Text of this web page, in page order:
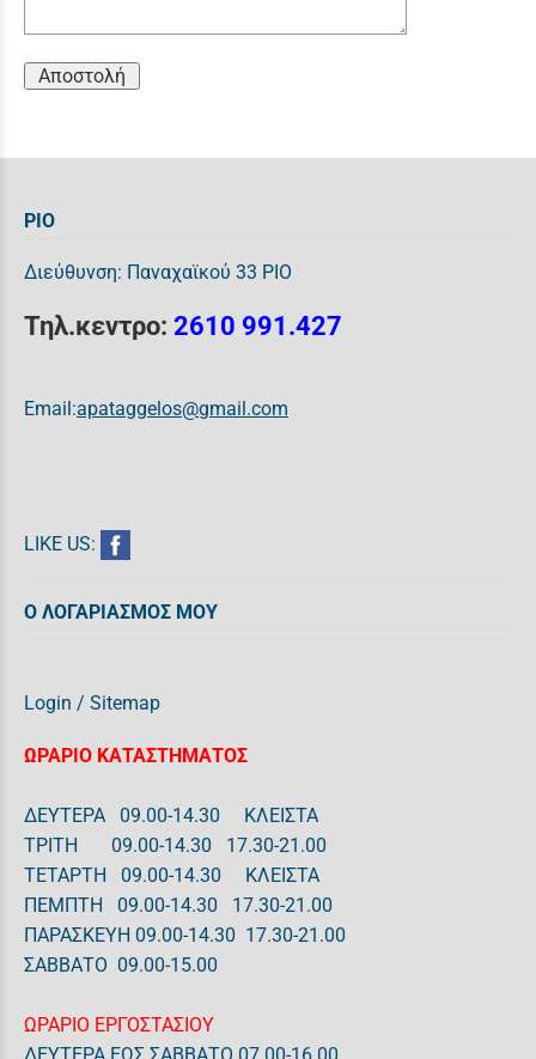
Αποστολή
ΡΙΟ
Διεύθυνση: Παναχαϊκού 33 ΡΙΟ
Τηλ.κεντρο: 2610 991.427
Email:apataggelos@gmail.com
LIKE US:
Ο ΛΟΓΑΡΙΑΣΜΟΣ ΜΟΥ
Login / Sitemap
ΩΡΑΡΙΟ ΚΑΤΑΣΤΗΜΑΤΟΣ
ΔΕΥΤΕΡΑ 09.00-14.30 ΚΛΕΙΣΤΑ
ΤΡΙΤΗ 09.00-14.30 17.30-21.00
ΤΕΤΑΡΤΗ 09.00-14.30 ΚΛΕΙΣΤΑ
ΠΕΜΠΤΗ 09.00-14.30 17.30-21.00
ΠΑΡΑΣΚΕΥΗ 09.00-14.30 17.30-21.00
ΣΑΒΒΑΤΟ 09.00-15.00
ΩΡΑΡΙΟ ΕΡΓΟΣΤΑΣΙΟΥ